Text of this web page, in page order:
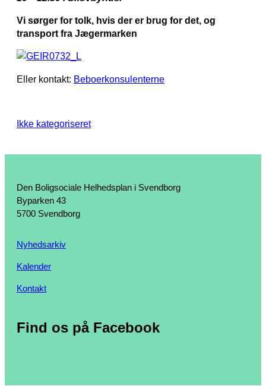
Vi sørger for tolk, hvis der er brug for det, og
transport fra Jægermarken
Eller kontakt: Beboerkonsulenterne
Ikke kategoriseret
Den Boligsociale Helhedsplan i Svendborg
Byparken 43
5700 Svendborg
Nyhedsarkiv
Kalender
Kontakt
Find os på Facebook